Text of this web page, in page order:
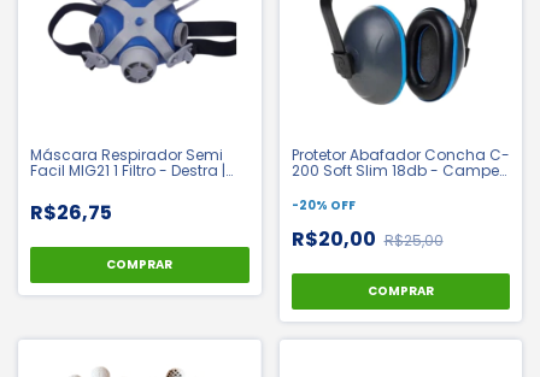
Máscara Respirador Semi
Facil MIG21 1 Filtro - Destra |
R$26,75
COMPRAR
Protetor Abafador Concha C-
200 Soft Slim 18db - Camper
-20% OFF
R$20,00 R$25,00
COMPRAR